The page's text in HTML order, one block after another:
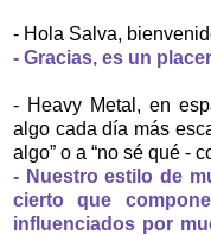
- Hola Salva,
- Gracias, es un
- Heavy Metal, en
algo cada día más
algo” o a “no sé qué -
- Nuestro estilo de
cierto que
influenciados por